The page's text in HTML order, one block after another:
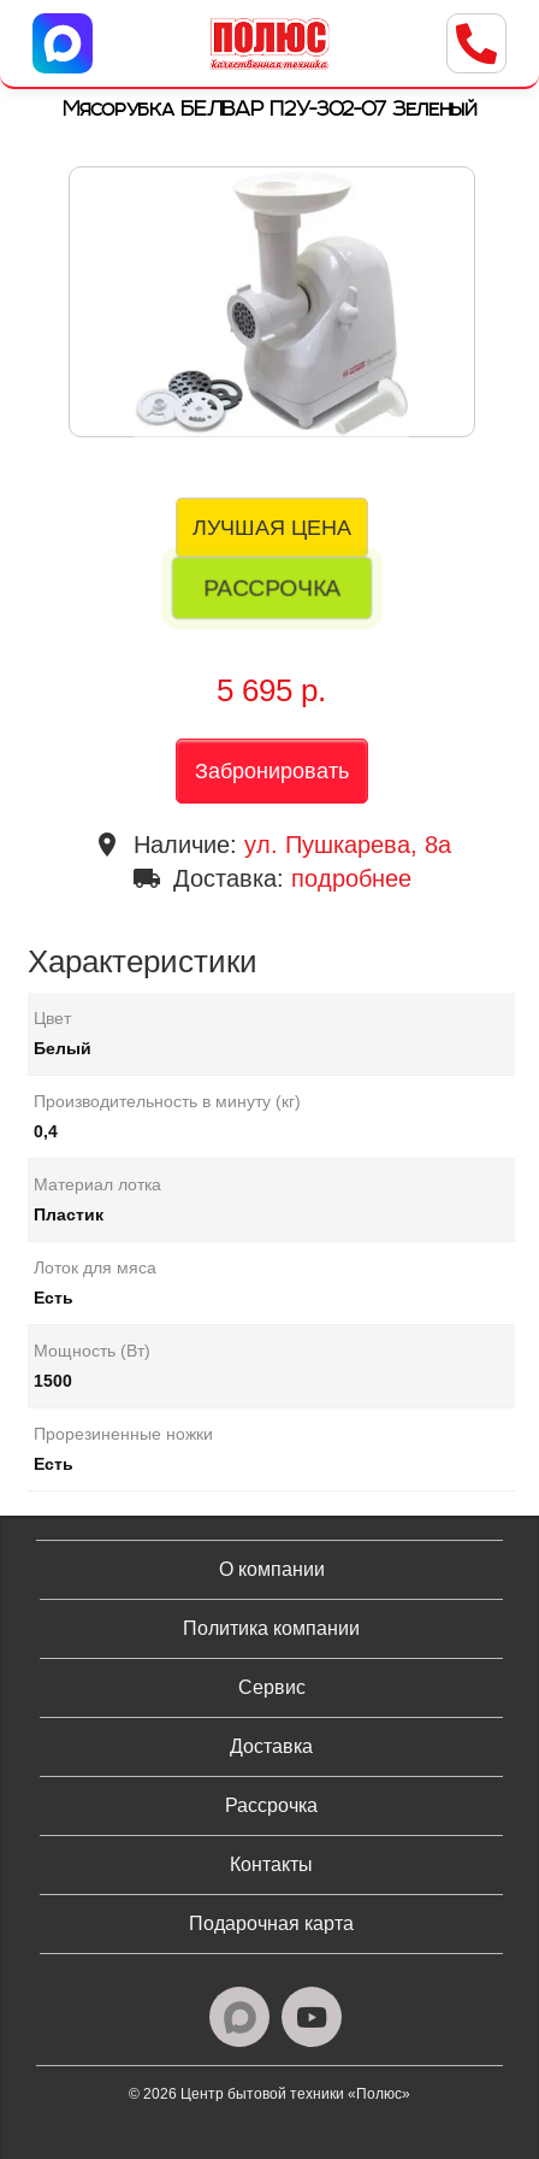
Центр бытовой техники
г. Ульяновск, ул. Пушкарева, 8a
Мясорубка БЕЛВАР П2У-302-07 Зеленый
ЛУЧШАЯ ЦЕНА
РАССРОЧКА
5 695 р.
Забронировать
place Наличие: ул. Пушкарева, 8a
local_shipping Доставка: подробнее
Характеристики
Цвет
Белый
Производительность в минуту (кг)
0,4
Материал лотка
Пластик
Лоток для мяса
Есть
Мощность (Вт)
1500
Прорезиненные ножки
Есть
О компании
Политика компании
Сервис
Доставка
Рассрочка
Контакты
Подарочная карта
© 2026 Центр бытовой техники «Полюс»